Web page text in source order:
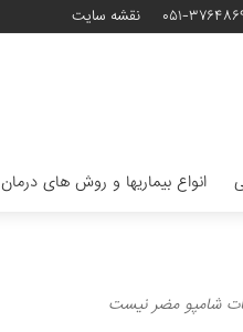
۳۷۶۴۸۶۹۳ نقشه سایت
انواع بیماریها و روش های درمان
شامپو مضر نیست